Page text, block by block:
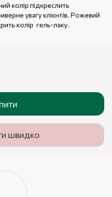
колір підкреслить
увагу клієнтів. Рожевий
колір гель-лаку.
швидко